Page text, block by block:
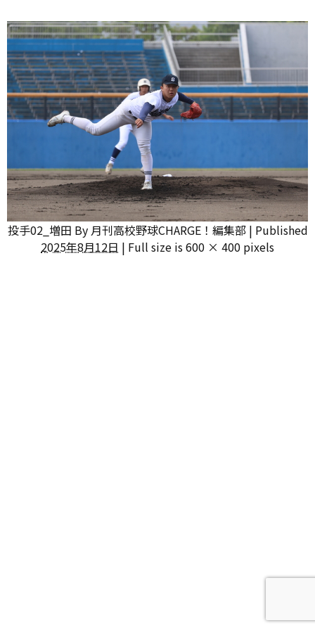
投手02_増田 By 月刊高校野球CHARGE！編集部 | Published
2025年8月12日 | Full size is 600 × 400 pixels